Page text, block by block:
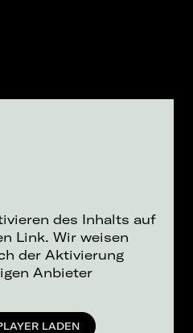
des Inhalts auf
Link. Wir weisen
der Aktivierung
Anbieter
LADEN